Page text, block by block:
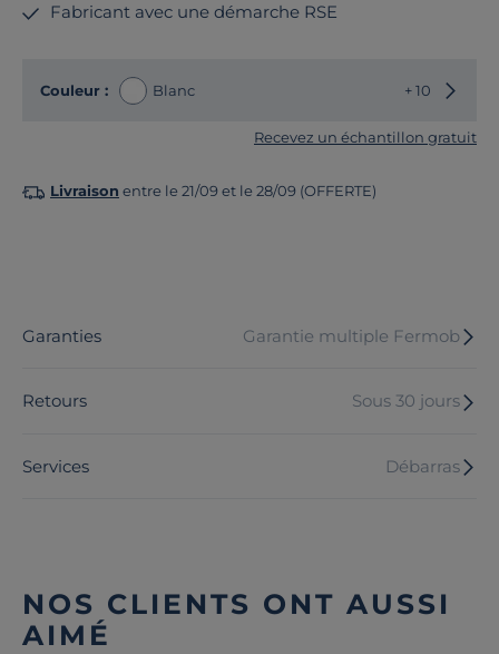
Fabricant avec une démarche RSE
Couleur : Blanc + 10
Recevez un échantillon gratuit
Livraison entre le 21/09 et le 28/09 (OFFERTE)
Garanties Garantie multiple Fermob
Retours Sous 30 jours
Services Débarras
NOS CLIENTS ONT AUSSI
AIMÉ